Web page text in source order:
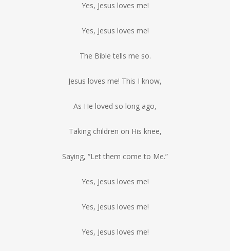
Yes, Jesus loves me!
Yes, Jesus loves me!
The Bible tells me so.
Jesus loves me! This I know,
As He loved so long ago,
Taking children on His knee,
Saying, “Let them come to Me.”
Yes, Jesus loves me!
Yes, Jesus loves me!
Yes, Jesus loves me!